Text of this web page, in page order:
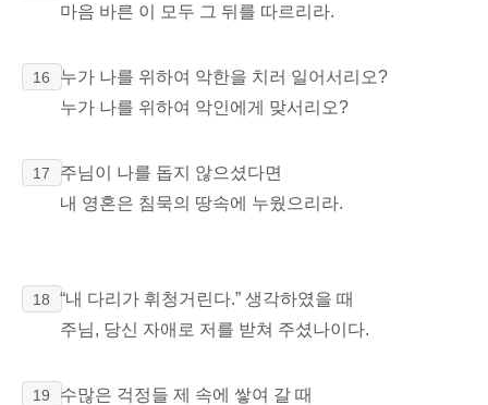
마음 바른 이 모두 그 뒤를 따르리라.
16
누가 나를 위하여 악한을 치러 일어서리오?
누가 나를 위하여 악인에게 맞서리오?
17
주님이 나를 돕지 않으셨다면
내 영혼은 침묵의 땅속에 누웠으리라.
18
“내 다리가 휘청거린다.” 생각하였을 때
주님, 당신 자애로 저를 받쳐 주셨나이다.
19
수많은 걱정들 제 속에 쌓여 갈 때